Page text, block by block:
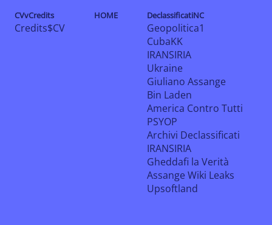
CVvCredits
Credits$CV
HOME DeclassificatiNC
Geopolitica1
CubaKK
IRANSIRIA
Ukraine
Giuliano Assange
Bin Laden
America Contro Tutti
PSYOP
Archivi Declassificati
IRANSIRIA
Gheddafi la Verità
Assange Wiki Leaks
Upsoftland